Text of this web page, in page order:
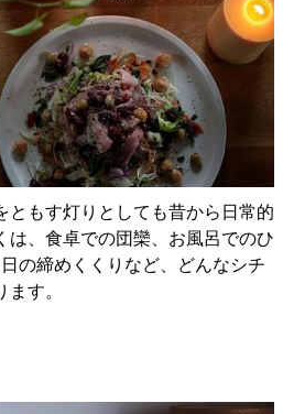
ともす灯りとしても昔から日常的
は、食卓での団欒、お風呂でのひ
の締めくくりなど、どんなシチ
す。